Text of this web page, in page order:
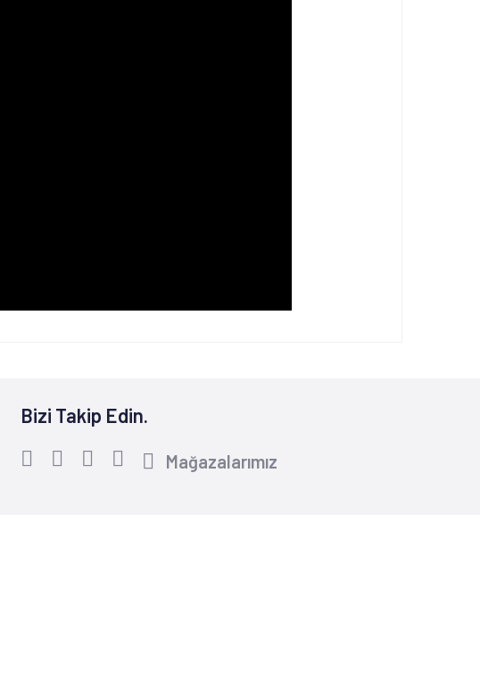
Bizi Takip Edin.
Mağazalarımız